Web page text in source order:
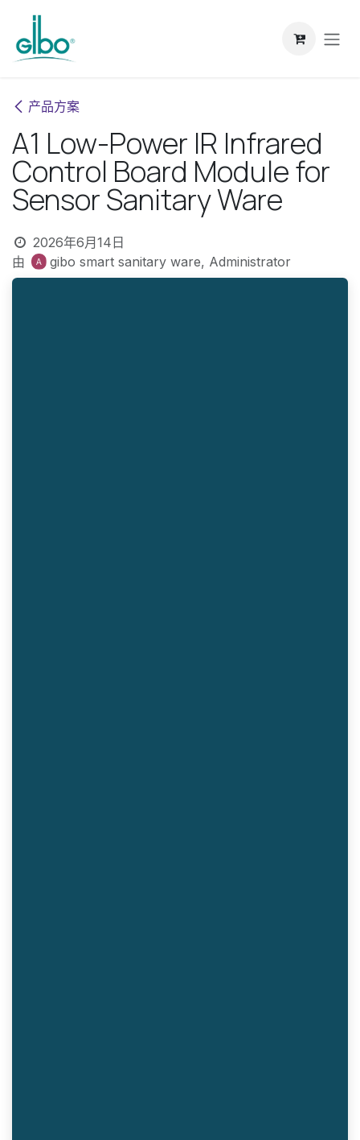
产品方案
A1 Low-Power IR Infrared
Control Board Module for
Sensor Sanitary Ware
2026年6月14日
由
gibo smart sanitary ware, Administrator